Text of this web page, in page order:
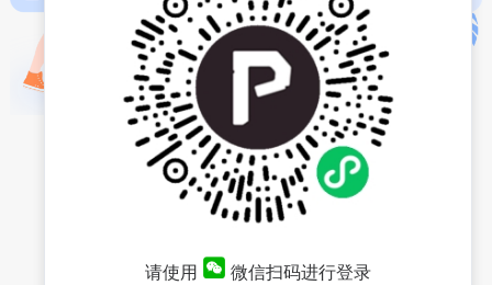
请使用 微信扫码进行登录